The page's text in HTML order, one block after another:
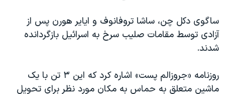
دادگاه حمید نوری
چهل سال گروگان‌گیری
اعتراضات مردمی آبان ۹۸
ساگوی دکل چن، ساشا تروفانوف و ایایر هورن پس از
آزادی توسط مقامات صلیب سرخ به اسرائیل بازگردانده
شدند.
روزنامه «جروزالم پست» اشاره کرد که این ۳ تن با یک
ماشین متعلق به حماس به مکان مورد نظر برای تحویل